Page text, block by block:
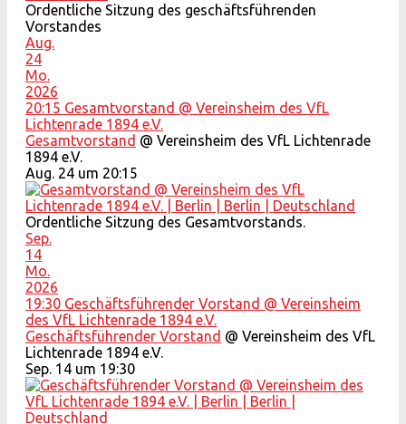
Ordentliche Sitzung des geschäftsführenden
Vorstandes
Aug.
24
Mo.
2026
20:15 Gesamtvorstand @ Vereinsheim des VfL
Lichtenrade 1894 e.V.
Gesamtvorstand @ Vereinsheim des VfL Lichtenrade
1894 e.V.
Aug. 24 um 20:15
Ordentliche Sitzung des Gesamtvorstands.
Sep.
14
Mo.
2026
19:30 Geschäftsführender Vorstand @ Vereinsheim
des VfL Lichtenrade 1894 e.V.
Geschäftsführender Vorstand @ Vereinsheim des VfL
Lichtenrade 1894 e.V.
Sep. 14 um 19:30